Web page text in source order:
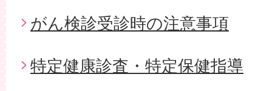
がん検診受診時の注意事項
特定健康診査・特定保健指導